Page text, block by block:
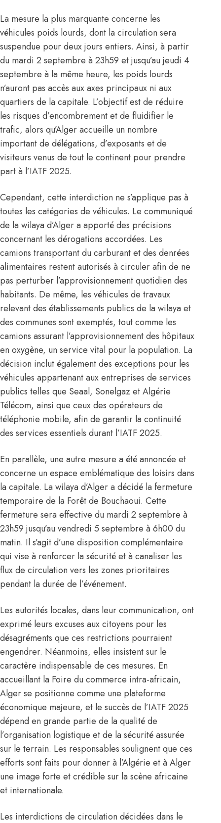
La mesure la plus marquante concerne les
véhicules poids lourds, dont la circulation sera
suspendue pour deux jours entiers. Ainsi, à partir
du mardi 2 septembre à 23h59 et jusqu’au jeudi 4
septembre à la même heure, les poids lourds
n’auront pas accès aux axes principaux ni aux
quartiers de la capitale. L’objectif est de réduire
les risques d’encombrement et de fluidifier le
trafic, alors qu’Algeraccueille un nombre
important de délégations, d’exposants et de
visiteurs venus de tout le continent pour prendre
part à l’IATF 2025.
Cependant, cette interdiction ne s’applique pas à
toutes les catégories de véhicules. Le communiqué
de la wilaya d’Alger a apporté des précisions
concernant les dérogations accordées. Les
camions transportant du carburant et des denrées
alimentaires restent autorisés à circuler afin de ne
pas perturber l’approvisionnement quotidien des
habitants. De même, les véhicules de travaux
relevant des établissements publics de la wilaya et
des communes sont exemptés, tout comme les
camions assurant l’approvisionnement des hôpitaux
en oxygène, un service vital pour la population. La
décision inclut également des exceptions pour les
véhicules appartenant aux entreprises de services
publics telles que Seaal, Sonelgaz et Algérie
Télécom, ainsi que ceux des opérateurs de
téléphonie mobile, afin de garantir la continuité
des services essentiels durant l’IATF 2025.
En parallèle, une autre mesure a été annoncée et
concerne un espace emblématique des loisirs dans
la capitale. La wilaya d’Alger a décidé la fermeture
temporaire de la Forêt de Bouchaoui. Cette
fermeture sera effective du mardi 2 septembre à
23h59 jusqu’au vendredi 5 septembre à 6h00 du
matin. Il s’agit d’une disposition complémentaire
qui vise à renforcer la sécurité et à canaliser les
flux de circulation vers les zones prioritaires
pendant la durée de l’événement.
Les autorités locales, dans leur communication, ont
exprimé leurs excuses aux citoyens pour les
désagréments que ces restrictions pourraient
engendrer. Néanmoins, elles insistent sur le
caractère indispensable de ces mesures. En
accueillant la Foire du commerce intra-africain,
Alger se positionne comme une plateforme
économique majeure, et le succès de l’IATF 2025
dépend en grande partie de la qualité de
l’organisation logistique et de la sécurité assurée
sur le terrain. Les responsables soulignent que ces
efforts sont faits pour donner à l’Algérie et à Alger
une image forte et crédible sur la scène africaine
et internationale.
Les interdictions de circulation décidées dans le